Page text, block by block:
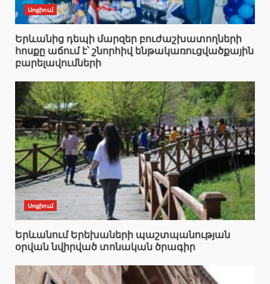
Սոցիում
Երևանից դեպի մարզեր բուժաշխատողների
հոսքը աճում է՝ շնորհիվ ենթակառուցվածքային
բարելավումների
Սոցիում
Երևանում Երեխաների պաշտպանության
օրվան նվիրված տոնական ծրագիր